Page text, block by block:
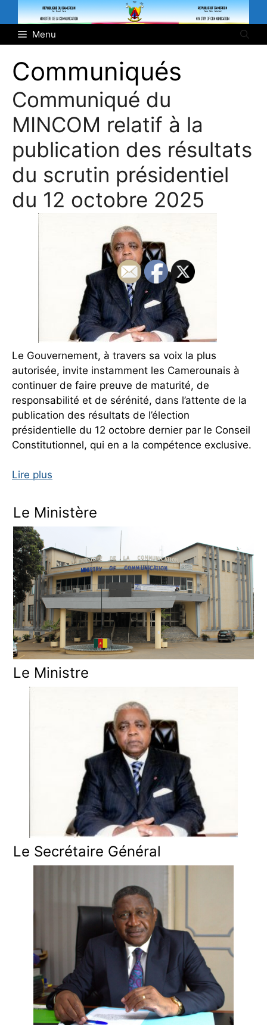
Aller
au
contenuMenu
Communiqués
Communiqué du
MINCOM relatif à la
publication des résultats
du scrutin présidentiel
du 12 octobre 2025
Le Gouvernement, à travers sa voix la plus
autorisée, invite instamment les Camerounais à
continuer de faire preuve de maturité, de
responsabilité et de sérénité, dans l’attente de la
publication des résultats de l’élection
présidentielle du 12 octobre dernier par le Conseil
Constitutionnel, qui en a la compétence exclusive.
Lire plus
Le Ministère
Le Ministre
Le Secrétaire Général